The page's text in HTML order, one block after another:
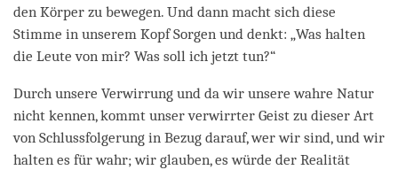
den Körper zu bewegen. Und dann macht sich diese
Stimme in unserem Kopf Sorgen und denkt: „Was halten
die Leute von mir? Was soll ich jetzt tun?“
Durch unsere Verwirrung und da wir unsere wahre Natur
nicht kennen, kommt unser verwirrter Geist zu dieser Art
von Schlussfolgerung in Bezug darauf, wer wir sind, und wir
halten es für wahr; wir glauben, es würde der Realität